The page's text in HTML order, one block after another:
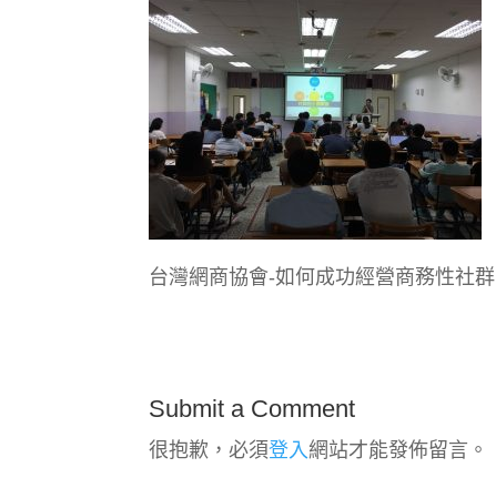
台灣網商協會-如何成功經營商務性社群
Submit a Comment
很抱歉，必須登入 網站才能發佈留言。